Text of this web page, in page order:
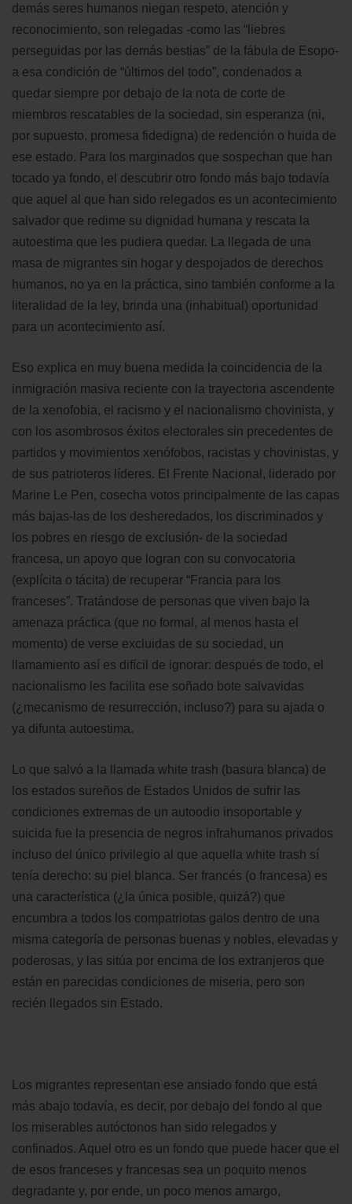
demás seres humanos niegan respeto, atención y
reconocimiento, son relegadas -como las “liebres
perseguidas por las demás bestias” de la fábula de Esopo-
a esa condición de “últimos del todo”, condenados a
quedar siempre por debajo de la nota de corte de
miembros rescatables de la sociedad, sin esperanza (ni,
por supuesto, promesa fidedigna) de redención o huida de
ese estado. Para los marginados que sospechan que han
tocado ya fondo, el descubrir otro fondo más bajo todavía
que aquel al que han sido relegados es un acontecimiento
salvador que redime su dignidad humana y rescata la
autoestima que les pudiera quedar. La llegada de una
masa de migrantes sin hogar y despojados de derechos
humanos, no ya en la práctica, sino también conforme a la
literalidad de la ley, brinda una (inhabitual) oportunidad
para un acontecimiento así.
Eso explica en muy buena medida la coincidencia de la
inmigración masiva reciente con la trayectoria ascendente
de la xenofobia, el racismo y el nacionalismo chovinista, y
con los asombrosos éxitos electorales sin precedentes de
partidos y movimientos xenófobos, racistas y chovinistas, y
de sus patrioteros líderes. El Frente Nacional, liderado por
Marine Le Pen, cosecha votos principalmente de las capas
más bajas-las de los desheredados, los discriminados y
los pobres en riesgo de exclusión- de la sociedad
francesa, un apoyo que logran con su convocatoria
(explícita o tácita) de recuperar “Francia para los
franceses”. Tratándose de personas que viven bajo la
amenaza práctica (que no formal, al menos hasta el
momento) de verse excluidas de su sociedad, un
llamamiento así es difícil de ignorar: después de todo, el
nacionalismo les facilita ese soñado bote salvavidas
(¿mecanismo de resurrección, incluso?) para su ajada o
ya difunta autoestima.
Lo que salvó a la llamada white trash (basura blanca) de
los estados sureños de Estados Unidos de sufrir las
condiciones extremas de un autoodio insoportable y
suicida fue la presencia de negros infrahumanos privados
incluso del único privilegio al que aquella white trash sí
tenía derecho: su piel blanca. Ser francés (o francesa) es
una característica (¿la única posible, quizá?) que
encumbra a todos los compatriotas galos dentro de una
misma categoría de personas buenas y nobles, elevadas y
poderosas, y las sitúa por encima de los extranjeros que
están en parecidas condiciones de miseria, pero son
recién llegados sin Estado.
Los migrantes representan ese ansiado fondo que está
más abajo todavía, es decir, por debajo del fondo al que
los miserables autóctonos han sido relegados y
confinados. Aquel otro es un fondo que puede hacer que el
de esos franceses y francesas sea un poquito menos
degradante y, por ende, un poco menos amargo,